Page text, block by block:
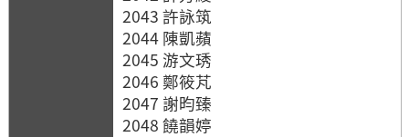
2043 許詠筑
2044 陳凱蘋
2045 游文琇
2046 鄭筱芃
2047 謝昀臻
2048 饒韻婷